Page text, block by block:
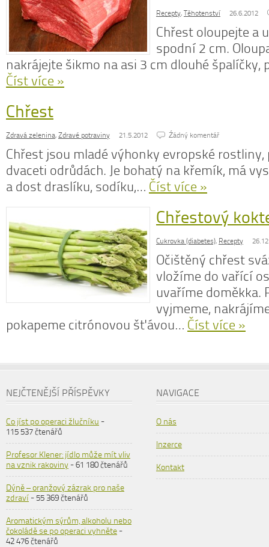
Recepty, Těhotenství 26.6.2012
Chřest oloupejte a
spodní 2 cm.
nakrájejte šikmo na asi 3 cm dlouhé špalíčky,
Číst více »
Chřest
Zdravá zelenina, Zdravé potraviny 21.5.2012 Źádný komentář
Chřest jsou mladé výhonky evropské rostliny,
dvaceti odrůdách. Je bohatý na křemík, má
a dost draslíku, sodíku,… Číst více »
Chřestový
Cukrovka (diabetes), Recepty
Očištěný chřest
vložíme do vařící
uvaříme doměkka.
vyjmeme,
pokapeme citrónovou šťávou… Číst více »
NEJČTENĚJŠÍ PŘÍSPĚVKY
Co jíst po operaci žlučníku -
115 537 čtenářů
Profesor Klener: jídlo může mít vliv
na vznik rakoviny- 61 180 čtenářů
Dýně – oranžový zázrak pro naše
zdraví- 55 369 čtenářů
Aromatickým sýrům, alkoholu nebo
čokoládě se po operaci vyhněte-
42 476 čtenářů
NAVIGACE
O nás
Inzerce
Kontakt